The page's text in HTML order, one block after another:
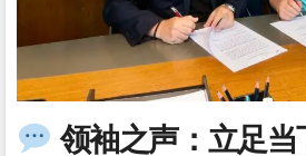
领袖之声：立足